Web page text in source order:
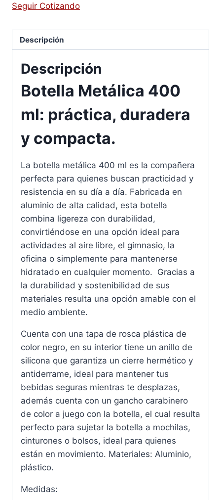
Seguir Cotizando
Descripción
Descripción
Botella Metálica 400
ml: práctica, duradera
y compacta.
La botella metálica 400 ml es la compañera
perfecta para quienes buscan practicidad y
resistencia en su día a día. Fabricada en
aluminio de alta calidad, esta botella
combina ligereza con durabilidad,
convirtiéndose en una opción ideal para
actividades al aire libre, el gimnasio, la
oficina o simplemente para mantenerse
hidratado en cualquier momento. Gracias a
la durabilidad y sostenibilidad de sus
materiales resulta una opción amable con el
medio ambiente.
Cuenta con una tapa de rosca plástica de
color negro, en su interior tiene un anillo de
silicona que garantiza un cierre hermético y
antiderrame, ideal para mantener tus
bebidas seguras mientras te desplazas,
además cuenta con un gancho carabinero
de color a juego con la botella, el cual resulta
perfecto para sujetar la botella a mochilas,
cinturones o bolsos, ideal para quienes
están en movimiento. Materiales: Aluminio,
plástico.
Medidas: